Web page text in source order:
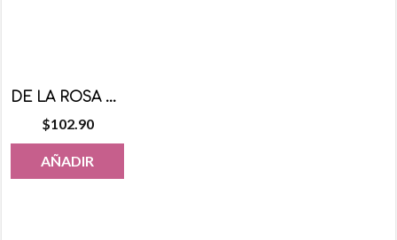
DE LA ROSA MAZAPAN ORIGINAL 30 PZS
$102.90
AÑADIR